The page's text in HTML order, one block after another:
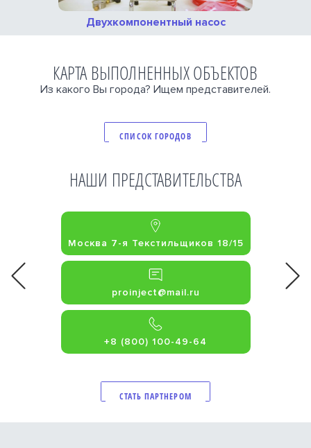
Двухкомпонентный насос
КАРТА ВЫПОЛНЕННЫХ ОБЪЕКТОВ
Из какого Вы города? Ищем представителей.
СПИСОК ГОРОДОВ
НАШИ ПРЕДСТАВИТЕЛЬСТВА
Москва 7-я Текстильщиков 18/15
proinject@mail.ru
+8 (800) 100-49-64
СТАТЬ ПАРТНЕРОМ